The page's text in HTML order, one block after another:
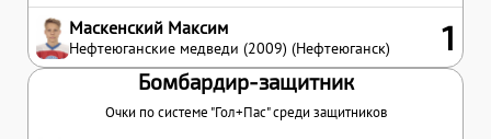
Маскенский Максим
Нефтеюганские медведи (2009) (Нефтеюганск) 1
Бомбардир-защитник
Очки по системе "Гол+Пас" среди защитников